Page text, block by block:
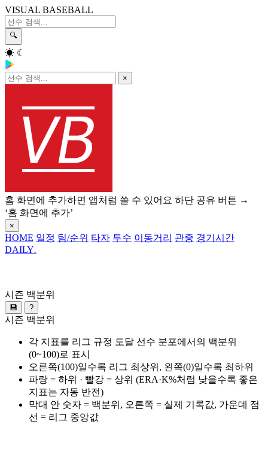
VISUAL BASEBALL
🔍
☀ ☾
×
홈 화면에 추가하면 앱처럼 쓸 수 있어요 하단 공유 버튼 →
‘홈 화면에 추가’
×
HOME 일정 팀/순위 타자 투수 이동거리 관중 경기시간
DAILY.
시즌 백분위
💾 ?
시즌 백분위
각 지표를 리그 규정 도달 선수 분포에서의 백분위
(0~100)로 표시
오른쪽(100)일수록 리그 최상위, 왼쪽(0)일수록 최하위
파랑 = 하위 · 빨강 = 상위 (ERA·K%처럼 낮을수록 좋은
지표는 자동 반전)
막대 안 숫자 = 백분위, 오른쪽 = 실제 기록값, 가운데 점
선 = 리그 중앙값